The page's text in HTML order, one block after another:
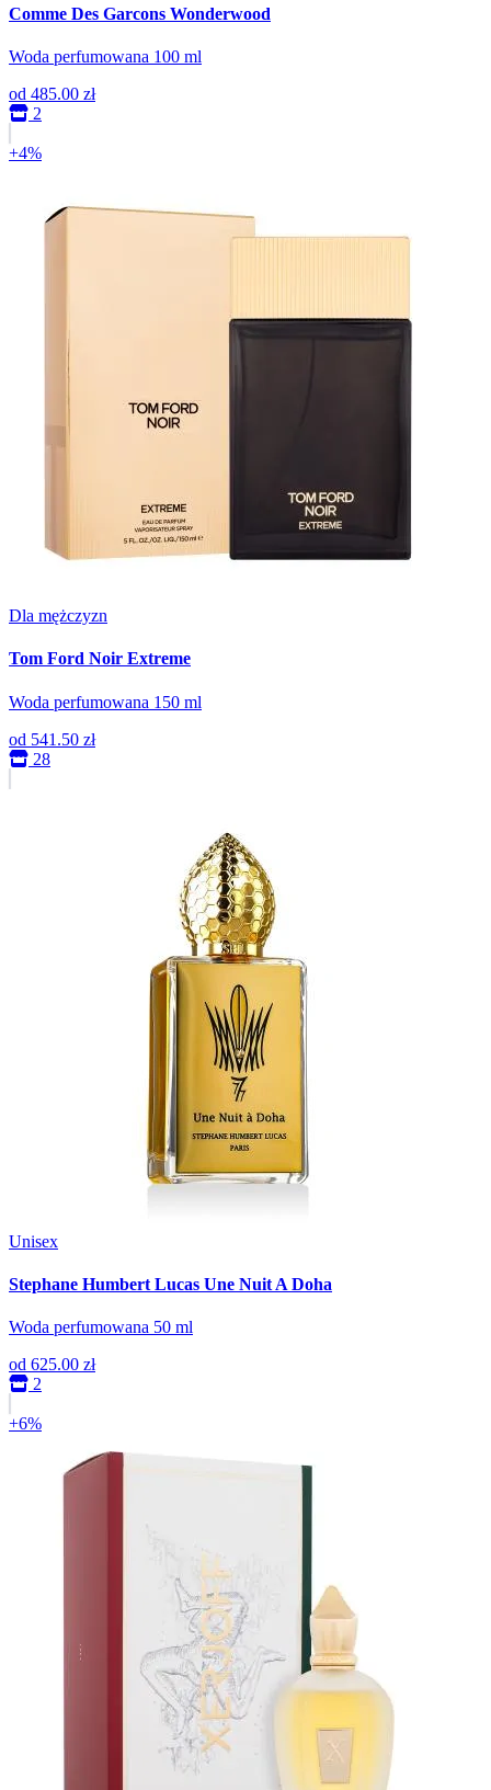
Comme Des Garcons Wonderwood
Woda perfumowana 100 ml
od 485.00 zł
2
+4%
Dla mężczyzn
Tom Ford Noir Extreme
Woda perfumowana 150 ml
od 541.50 zł
28
Unisex
Stephane Humbert Lucas Une Nuit A Doha
Woda perfumowana 50 ml
od 625.00 zł
2
+6%